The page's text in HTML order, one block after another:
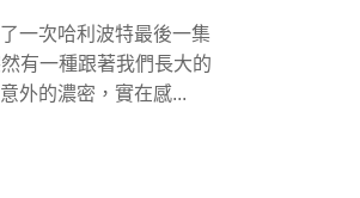
一次哈利波特最後一集
有一種跟著我們長大的
外的濃密，實在感...